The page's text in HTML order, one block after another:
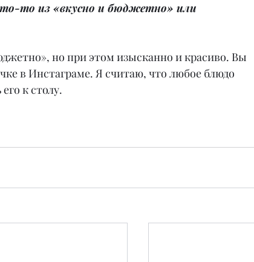
то из «вкусно и бюджетно» или
но при этом изысканно и красиво. Вы
в Инстаграме. Я считаю, что любое блюдо
к столу.